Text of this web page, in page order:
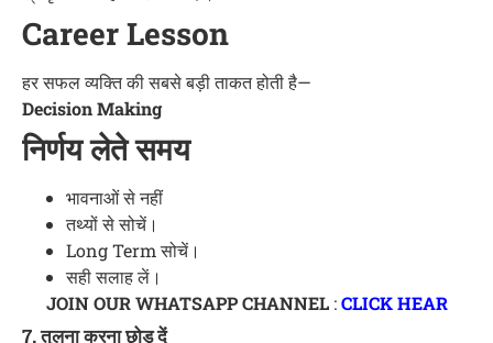
Career Lesson
हर सफल व्यक्ति की सबसे बड़ी ताकत होती है—
Decision Making
निर्णय लेते समय
भावनाओं से नहीं
तथ्यों से सोचें।
Long Term सोचें।
सही सलाह लें।
JOIN OUR WHATSAPP CHANNEL:CLICK HEAR
7. तुलना करना छोड़ दें